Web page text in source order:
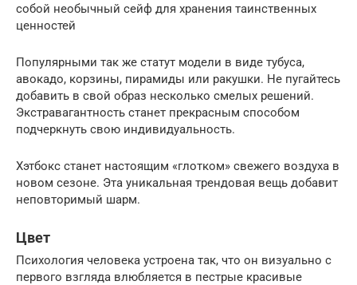
собой необычный сейф для хранения таинственных
ценностей
Популярными так же статут модели в виде тубуса,
авокадо, корзины, пирамиды или ракушки. Не пугайтесь
добавить в свой образ несколько смелых решений.
Экстравагантность станет прекрасным способом
подчеркнуть свою индивидуальность.
Хэтбокс станет настоящим «глотком» свежего воздуха в
новом сезоне. Эта уникальная трендовая вещь добавит
неповторимый шарм.
Цвет
Психология человека устроена так, что он визуально с
первого взгляда влюбляется в пестрые красивые